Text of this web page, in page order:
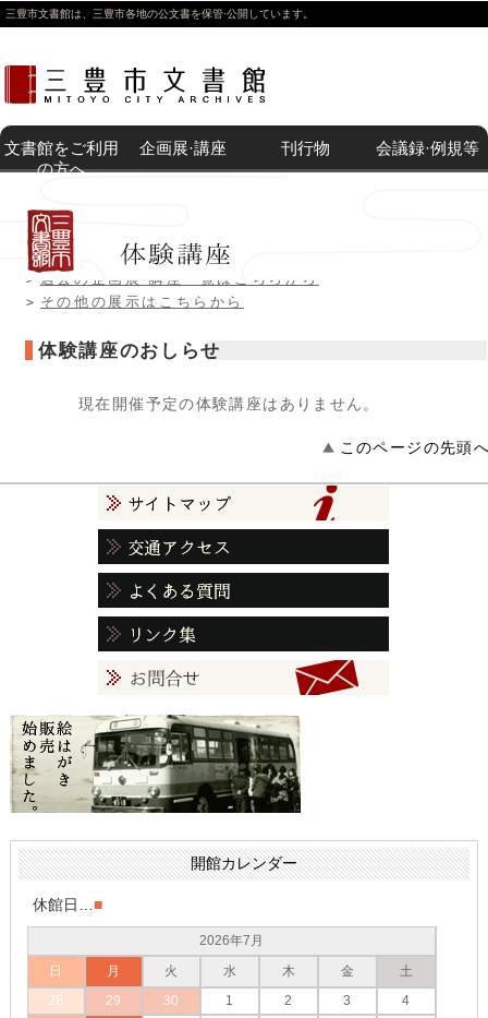
三豊市文書館は、三豊市各地の公文書を保管·公開しています。
文書館をご利用
の方へ
文書館紹介
利用案内
所蔵目録一
覧
企画展·講座 刊行物 会議録·例規等
＞現在開催中の企画展·講座はこちらから
＞過去の企画展·講座一覧はこちらから
＞ その他の展示はこちらから
体験講座のおしらせ
現在開催予定の体験講座はありません。
このページの先頭
開館カレンダー
休館日… ■
2026年7月
日
月 火 水 木 金
土
28
29 30 1 2 3
4